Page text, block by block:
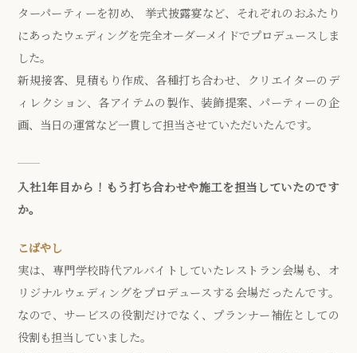
ターパーティーを初め、 挙式披露宴など、それぞれのおふたり
にあったウェディングを完全オーダーメイドでプロデュースしま
した。
新規接客、見積もり作成、各種打ち合わせ、クリエイターのデ
ィレクション、各アイテムの製作、装飾提案、パーティーの企
画、当日の運営など一貫して担当させていただいたんです。
入社1年目から！もう打ち合わせや施工を担当していたのです
か。
こばやし
実は、専門学校時代アルバイトしていたレストラン会場も、オ
リジナルウェディングをプロデュースする会場だったんです。
なので、サービスの役割だけでなく、プランナー補佐としての
役割も担当していました。